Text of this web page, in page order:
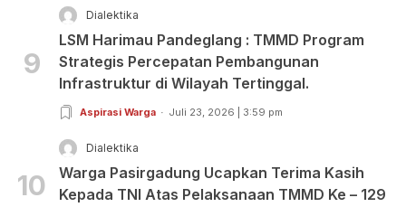
9
Dialektika
LSM Harimau Pandeglang : TMMD Program
Strategis Percepatan Pembangunan
Infrastruktur di Wilayah Tertinggal.
Aspirasi Warga Juli 23, 2026 | 3:59 pm
10
Dialektika
Warga Pasirgadung Ucapkan Terima Kasih
Kepada TNI Atas Pelaksanaan TMMD Ke – 129